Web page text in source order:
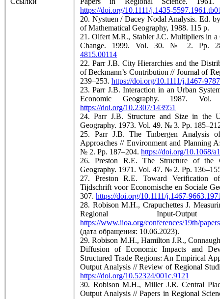
https://doi.org/10.1111/j.1435-
20. Nystuen / Dacey Nodal Analysis. Ed.
of Mathematical Geography, 1988. 115 p.
21. Olfert M.R., Stabler J.C. Multipliers in
Change. 1999. Vol. 30. № 2. Pp.
4815.00114
22. Parr J.B. City Hierarchies and the
of Beckmann’s Contribution // Journal of
239–253. https://doi.org/10.1111/j.1467-
23. Parr J.B. Interaction in an Urban
Economic Geography. 1987.
https://doi.org/10.2307/143951
24. Parr J.B. Structure and Size in the
Geography. 1973. Vol. 49. № 3. Pp.
25. Parr J.B. The Tinbergen Analysis
Approaches // Environment and Planning
№ 2. Pp. 187–204. https://doi.org/10.1068/
26. Preston R.E. The Structure of the
Geography. 1971. Vol. 47. № 2. Pp.
27. Preston R.E. Toward Verification
Tijdschrift voor Economische en Sociale
307. https://doi.org/10.1111/j.1467-
28. Robison M.H., Crapuchettes J.
Regional Input-
https://www.iioa.org/conferences/19th/
(дата обращения: 10.06.2023).
29. Robison M.H., Hamilton J.R.,
Diffusion of Economic Impacts and
Structured Trade Regions: An Empirical
Output Analysis // Review of Regional
https://doi.org/10.52324/001c.9121
30. Robison M.H., Miller J.R. Central
Output Analysis // Papers in Regional